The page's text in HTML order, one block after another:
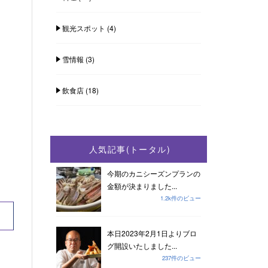
観光スポット (4)
雪情報 (3)
飲食店(18)
人気記事(トータル)
今期のカニシーズンプランの
金額が決まりました...
1.2k件のビュー
本日2023年2月1日よりブロ
グ開設いたしました...
237件のビュー